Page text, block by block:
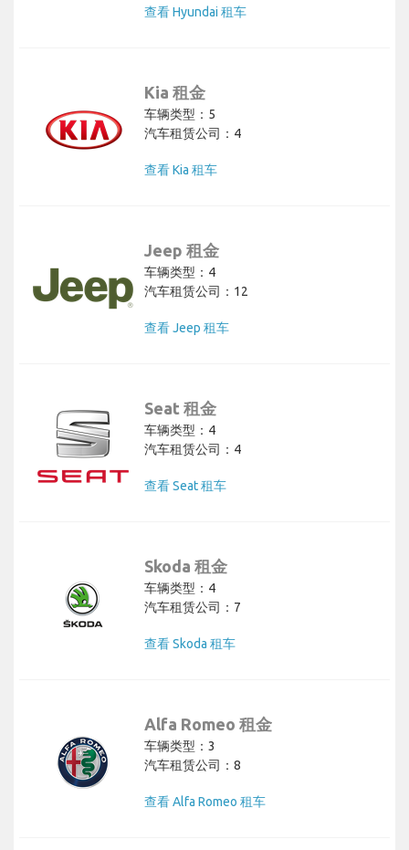
查看 Hyundai 租车
Kia 租金
车辆类型：5
汽车租赁公司：4
查看 Kia 租车
Jeep 租金
车辆类型：4
汽车租赁公司：12
查看 Jeep 租车
Seat 租金
车辆类型：4
汽车租赁公司：4
查看 Seat 租车
Skoda 租金
车辆类型：4
汽车租赁公司：7
查看 Skoda 租车
Alfa Romeo 租金
车辆类型：3
汽车租赁公司：8
查看 Alfa Romeo 租车